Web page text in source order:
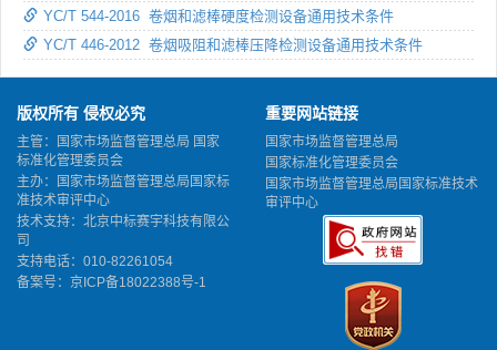
YC/T 544-2016 卷烟和滤棒硬度检测设备通用技术条件
YC/T 446-2012 卷烟吸阻和滤棒压降检测设备通用技术条件
版权所有 侵权必究
主管：国家市场监督管理总局 国家
标准化管理委员会
主办：国家市场监督管理总局国家标
准技术审评中心
技术支持：北京中标赛宇科技有限公
司
支持电话：010-82261054
备案号： 京ICP备18022388号-1
重要网站链接
国家市场监督管理总局
国家标准化管理委员会
国家市场监督管理总局国家标准技术
审评中心